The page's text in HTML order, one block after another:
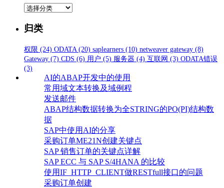
分
归类
权限 (24) ODATA (20) saplearners (10) netweaver gateway (8)
Gateway (7) CDS (6) 用户 (5) 服务器 (4) 互联网 (3) ODATA错误
(3)
AI的ABAP开发中的使用
常用域文本转换及域例程
发送邮件
ABAP结构数据转换为全STRING的PO(PI)结构数
据
SAP中使用AI的分享
采购订单ME21N创建关键点
SAP 销售订单的关键点详解
SAP ECC 与 SAP S/4HANA 的比较
使用IF_HTTP_CLIENT做RESTfull接口的问题
采购订单创建